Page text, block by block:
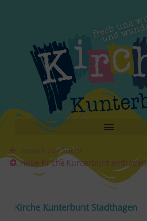
zurück zur Suche
neue Kirche Kunterbunt eintragen
Kirche Kunterbunt Stadthagen